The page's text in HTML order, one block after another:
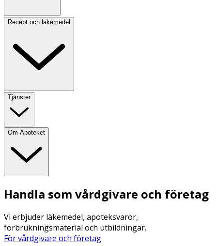
Recept och läkemedel
Tjänster
Om Apoteket
Handla som vårdgivare och företag
Vi erbjuder läkemedel, apoteksvaror,
förbrukningsmaterial och utbildningar.
För vårdgivare och företag